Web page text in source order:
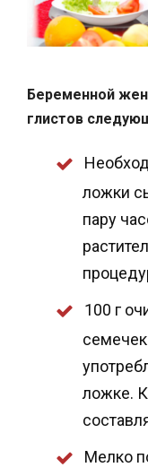
Беременной
глистов
ложки
пару
100 г
ложке.
Мелко